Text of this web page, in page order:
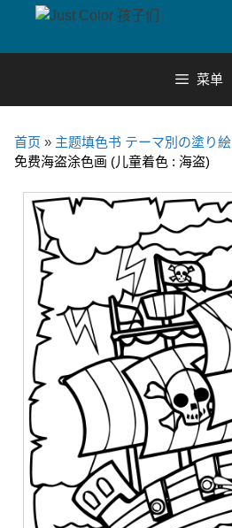
content
菜单
首页 » 主题填色书 テーマ別の塗り絵
免费海盗涂色画 (儿童着色 : 海盗)